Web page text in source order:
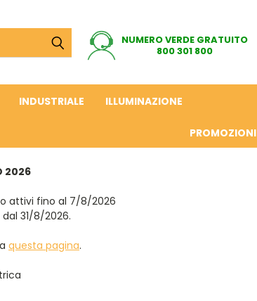
NUMERO VERDE GRATUITO
800 301 800
INDUSTRIALE ILLUMINAZIONE
PROMOZIONI
2026
attivi fino al 7/8/2026
31/8/2026.
questa pagina.